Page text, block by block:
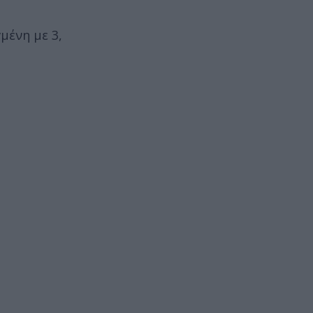
με 3,